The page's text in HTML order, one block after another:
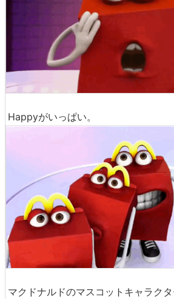
Happyがいっぱい。
マクドナルドのマスコットキャラク